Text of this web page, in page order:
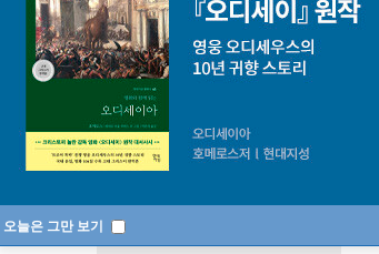
오늘은 그만 보기
중 2-2 통합편
미출간